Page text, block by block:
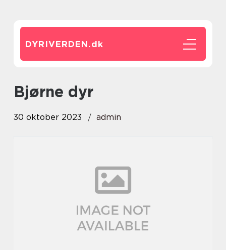
DYRIVERDEN.dk
bjørne dyr
30 oktober 2023 admin